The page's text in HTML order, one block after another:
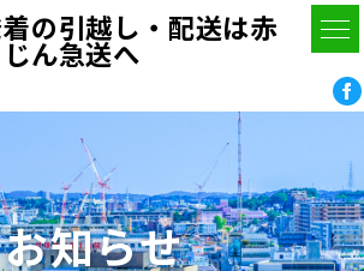
の引越し・配送は赤
ん急送へ
お知らせ